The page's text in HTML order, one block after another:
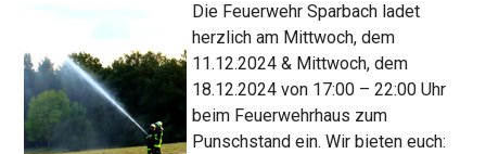
Die Feuerwehr Sparbach ladet
herzlich am Mittwoch, dem
11.12.2024 & Mittwoch, dem
18.12.2024 von 17:00 – 22:00 Uhr
beim Feuerwehrhaus zum
Punschstand ein. Wir bieten euch: